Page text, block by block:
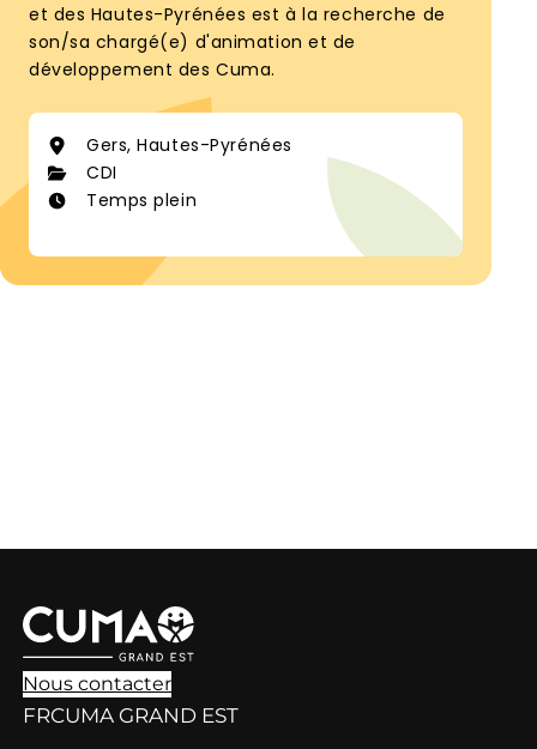
et des Hautes-Pyrénées est à la recherche de
son/sa chargé(e) d'animation et de
développement des Cuma.
Gers, Hautes-Pyrénées
CDI
Temps plein
Nous contacter
FRCUMA GRAND EST